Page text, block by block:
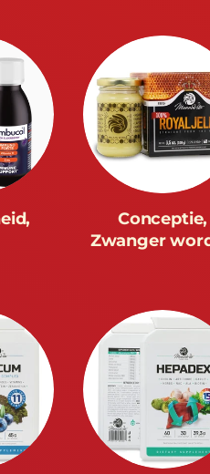
Conceptie,
Zwanger